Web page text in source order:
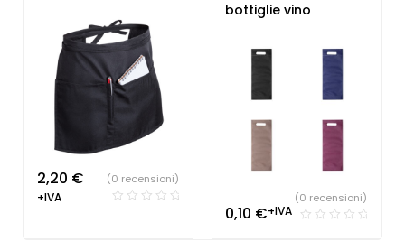
2,20 €
+IVA
(0 recensioni)
bottiglie vino
0,10 €+IVA
(0 recensioni)